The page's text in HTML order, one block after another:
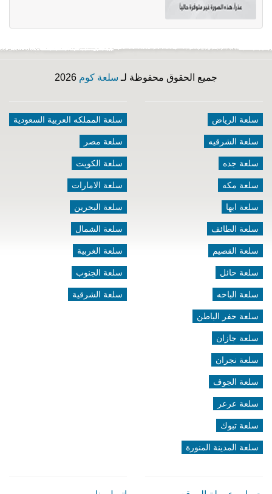
جميع الحقوق محفوظة لـ سلعة كوم
سلعة الرياض
سلعة الشرقيه
سلعة جده
سلعة مكه
سلعة ابها
سلعة الطائف
سلعة القصيم
سلعة حائل
سلعة الباحه
سلعة حفر الباطن
سلعة جازان
سلعة نجران
سلعة الجوف
سلعة عرعر
سلعة تبوك
سلعة المدينة المنورة
سلعة المملكه العربية السعودية
سلعة مصر
سلعة الكويت
سلعة الامارات
سلعة البحرين
سلعة الشمال
سلعة الغربية
سلعة الجنوب
سلعة الشرقية